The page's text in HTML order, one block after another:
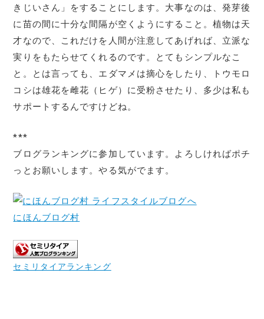
きじいさん」をすることにします。大事なのは、発芽後
に苗の間に十分な間隔が空くようにすること。植物は天
才なので、これだけを人間が注意してあげれば、立派な
実りをもたらせてくれるのです。とてもシンプルなこ
と。とは言っても、エダマメは摘心をしたり、トウモロ
コシは雄花を雌花（ヒゲ）に受粉させたり、多少は私も
サポートするんですけどね。
***
ブログランキングに参加しています。よろしければポチ
っとお願いします。やる気がでます。
にほんブログ村
セミリタイアランキング